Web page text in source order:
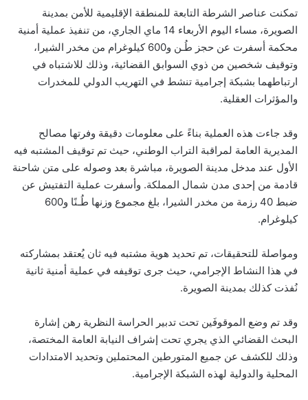
تمكنت عناصر الشرطة التابعة للمنطقة الإقليمية للأمن بمدينة
الصويرة، مساء اليوم الأربعاء 14 ماي الجاري، من تنفيذ عملية أمنية
محكمة أسفرت عن حجز طُـن و600 كيلوغرام من مخدر الشيرا،
وتوقيف شخصين من ذوي السوابق القضائية، وذلك للاشتباه في
ارتباطهما بشبكة إجرامية تنشط في التهريب الدولي للمخدرات
والمؤثرات العقلية.
وقد جاءت هذه العملية بناءً على معلومات دقيقة وفرتها مصالح
المديرية العامة لمراقبة التراب الوطني، حيث تم توقيف المشتبه فيه
الأول عند مدخل مدينة الصويرة، مباشرة بعد وصوله على متن شاحنة
قادمة من إحدى مدن شمال المملكة. وأسفرت عملية التفتيش عن
ضبط 40 رزمة من مخدر الشيرا، بلغ مجموع وزنها طُـنًا و600
كيلوغرام.
ومواصلة للتحقيقات، تم تحديد هوية مشتبه فيه ثان يُعتقد بمشاركته
في هذا النشاط الإجرامي، حيث جرى توقيفه في عملية أمنية ثانية
نُفذت كذلك بمدينة الصويرة.
وقد تم وضع الموقوفَين تحت تدبير الحراسة النظرية رهن إشارة
البحث القضائي الذي يجري تحت إشراف النيابة العامة المختصة،
وذلك للكشف عن جميع المتورطين المحتملين وتحديد الامتدادات
المحلية والدولية لهذه الشبكة الإجرامية.